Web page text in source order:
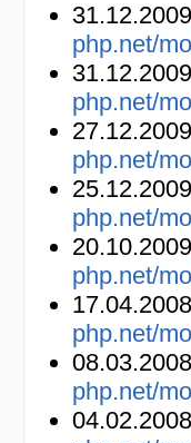
php.net/
php.net/
php.net/
php.net/
php.net/
php.net/
php.net/